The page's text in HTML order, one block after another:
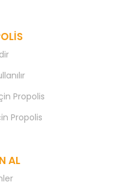
Propolis
Propolis
AL